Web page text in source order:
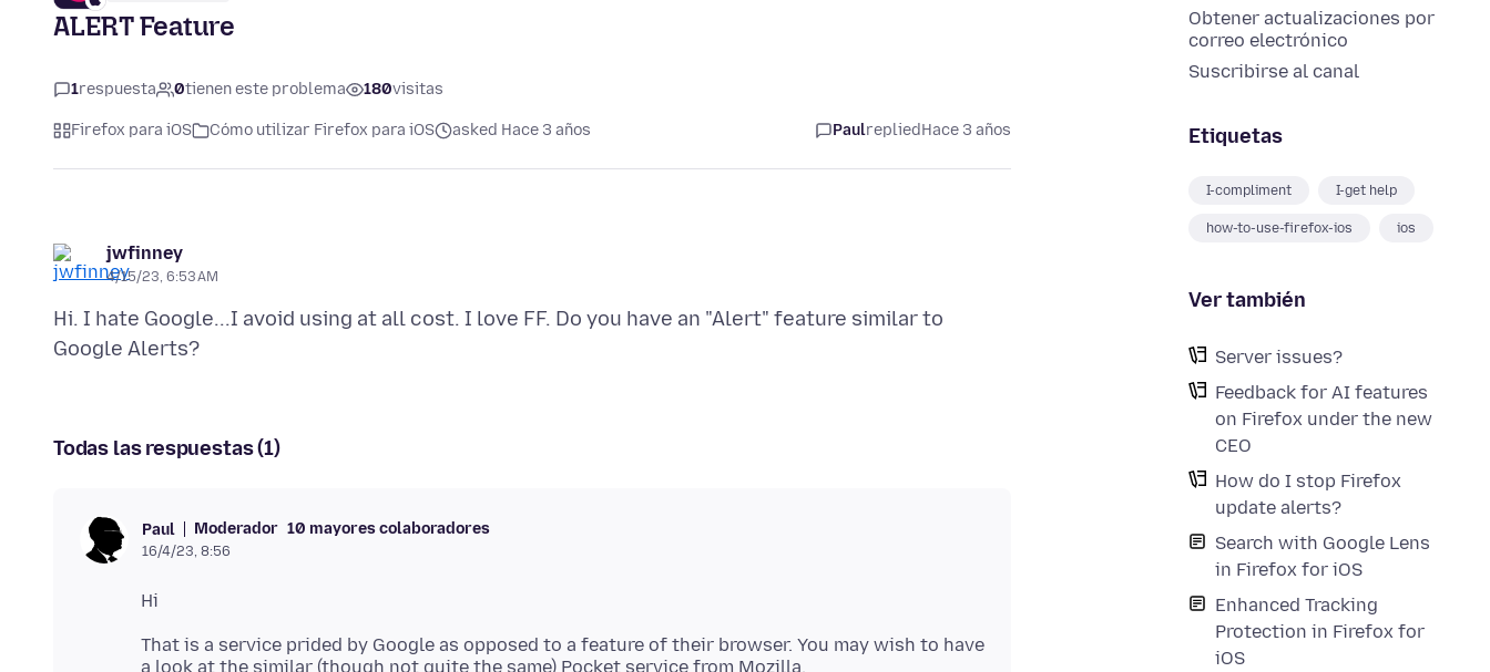
Obtener actualizaciones por
correo electrónico
Suscribirse al canal
Etiquetas
I-compliment I-get help
how-to-use-firefox-ios ios
Ver también
Server issues?
Feedback for AI features
on Firefox under the new
CEO
How do I stop Firefox
update alerts?
Search with Google Lens
in Firefox for iOS
Enhanced Tracking
Protection in Firefox for
iOS
ALERT Feature
1respuesta 0tienen este problema 180visitas
Firefox para iOS Cómo utilizar Firefox para iOS asked Hace 3 años PaulrepliedHace 3 años
jwfinney
4/15/23, 6:53 AM
Hi. I hate Google...I avoid using at all cost. I love FF. Do you have an "Alert" feature similar to
Todas las respuestas (1)
Paul Moderador 10 mayores colaboradores
16/4/23, 8:56
That is a service prided by Google as opposed to a feature of their browser. You may wish to have